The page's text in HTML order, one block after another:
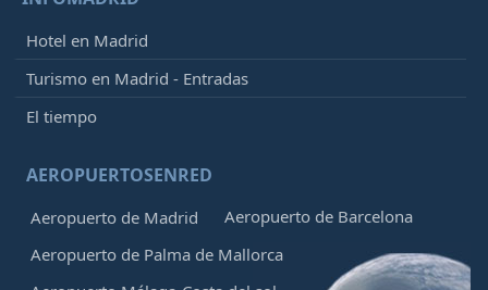
Hotel en Madrid
Turismo en Madrid - Entradas
El tiempo
AEROPUERTOSENRED
Aeropuerto de Madrid
Aeropuerto de Barcelona
Aeropuerto de Palma de Mallorca